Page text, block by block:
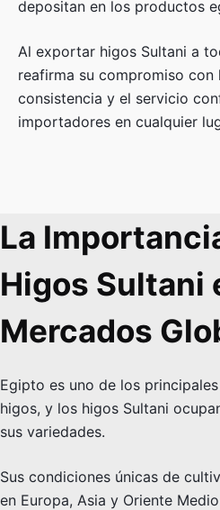
depositan en los productos
Al exportar higos Sultani a
reafirma su compromiso con
consistencia y el servicio
importadores en cualquier
La
Higos Sultani
Mercados
Egipto es uno de los
higos, y los higos Sultani
sus variedades.
Sus condiciones únicas de
en Europa, Asia y Oriente